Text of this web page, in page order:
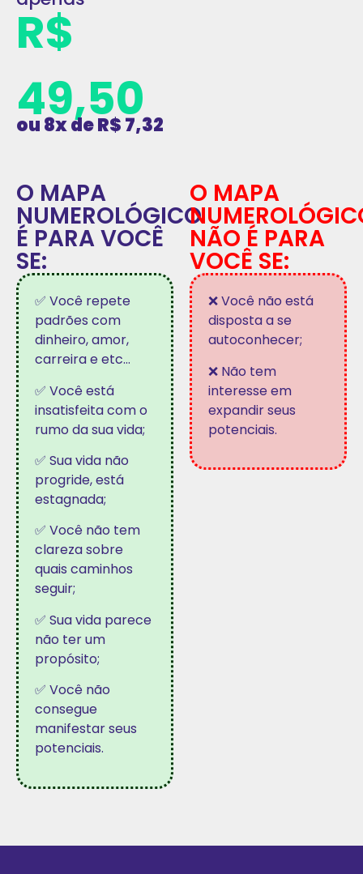
R$
49,50
ou 8x de R$ 7,32
O MAPA
NUMEROLÓGICO
É PARA VOCÊ
SE:
✅ Você repete
padrões com
dinheiro, amor,
carreira e etc…
✅ Você está
insatisfeita com o
rumo da sua vida;
✅ Sua vida não
progride, está
estagnada;
✅ Você não tem
clareza sobre
quais caminhos
seguir;
✅ Sua vida parece
não ter um
propósito;
✅ Você não
consegue
manifestar seus
potenciais.
O MAPA
NÃO É PARA
VOCÊ SE:
❌ Você não está
disposta a se
autoconhecer;
❌ Não tem
interesse em
expandir seus
potenciais.